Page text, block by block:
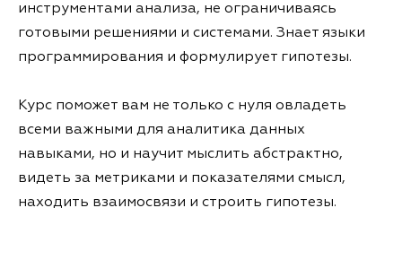
инструментами анализа, не ограничиваясь
готовыми решениями и системами. Знает языки
программирования и формулирует гипотезы.
Курс поможет вам не только с нуля овладеть
всеми важными для аналитика данных
навыками, но и научит мыслить абстрактно,
видеть за метриками и показателями смысл,
находить взаимосвязи и строить гипотезы.